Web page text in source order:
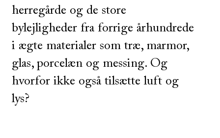
herregårde og de store
bylejligheder fra forrige århundrede
i ægte materialer som træ, marmor,
glas, porcelæn og messing. Og
hvorfor ikke også tilsætte luft og
lys?